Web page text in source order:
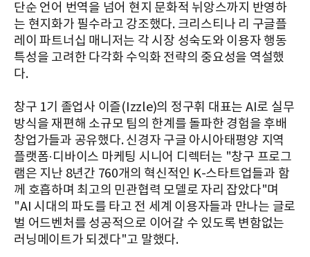
단순 언어 번역을 넘어 현지 문화적 뉘앙스까지 반영하
는 현지화가 필수라고 강조했다. 크리스티나 리 구글플
레이 파트너십 매니저는 각 시장 성숙도와 이용자 행동
특성을 고려한 다각화 수익화 전략의 중요성을 역설했
다.
창구 1기 졸업사 이즐(Izzle)의 정구휘 대표는 AI로 실무
방식을 재편해 소규모 팀의 한계를 돌파한 경험을 후배
창업가들과 공유했다. 신경자 구글 아시아태평양 지역
플랫폼·디바이스 마케팅 시니어 디렉터는 "창구 프로그
램은 지난 8년간 760개의 혁신적인 K-스타트업들과 함
께 호흡하며 최고의 민관협력 모델로 자리 잡았다"며
"AI 시대의 파도를 타고 전 세계 이용자들과 만나는 글로
벌 어드벤처를 성공적으로 이어갈 수 있도록 변함없는
러닝메이트가 되겠다"고 말했다.